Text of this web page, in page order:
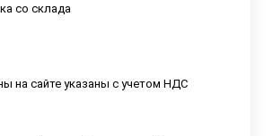
со склада
на сайте указаны с учетом НДС